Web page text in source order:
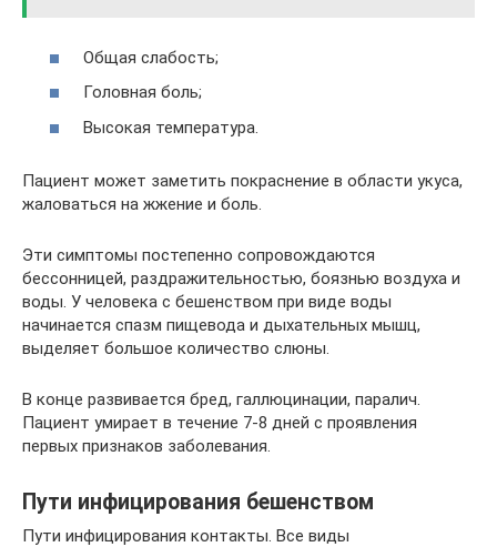
Общая слабость;
Головная боль;
Высокая температура.
Пациент может заметить покраснение в области укуса,
жаловаться на жжение и боль.
Эти симптомы постепенно сопровождаются
бессонницей, раздражительностью, боязнью воздуха и
воды. У человека с бешенством при виде воды
начинается спазм пищевода и дыхательных мышц,
выделяет большое количество слюны.
В конце развивается бред, галлюцинации, паралич.
Пациент умирает в течение 7-8 дней с проявления
первых признаков заболевания.
Пути инфицирования бешенством
Пути инфицирования контакты. Все виды